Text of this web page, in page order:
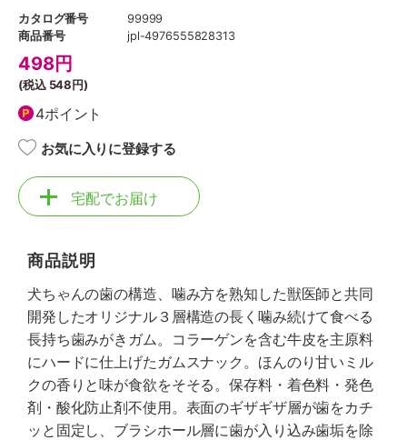
カタログ番号
99999
商品番号
jpl-4976555828313
498円
(税込 548円)
4ポイント
お気に入りに登録する
宅配でお届け
商品説明
犬ちゃんの歯の構造、噛み方を熟知した獣医師と共同
開発したオリジナル３層構造の長く噛み続けて食べる
長持ち歯みがきガム。コラーゲンを含む牛皮を主原料
にハードに仕上げたガムスナック。ほんのり甘いミル
クの香りと味が食欲をそそる。保存料・着色料・発色
剤・酸化防止剤不使用。表面のギザギザ層が歯をカチ
ッと固定し、ブラシホール層に歯が入り込み歯垢を除